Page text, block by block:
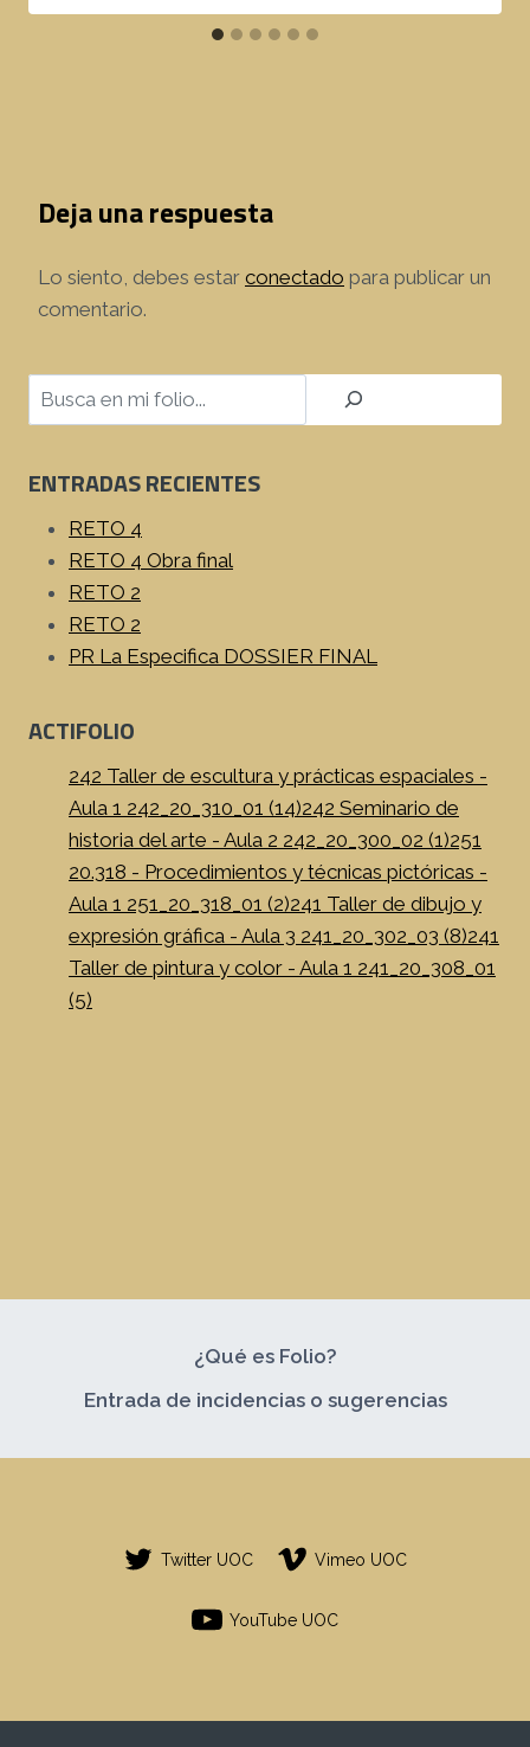
Deja una respuesta
Lo siento, debes estar conectado para publicar un
comentario.
Buscar
ENTRADAS RECIENTES
RETO 4
RETO 4 Obra final
RETO 2
RETO 2
PR La Especifica DOSSIER FINAL
ACTIFOLIO
242 Taller de escultura y prácticas espaciales -
Aula 1 242_20_310_01 (14)242 Seminario de
historia del arte - Aula 2 242_20_300_02 (1)251
20.318 - Procedimientos y técnicas pictóricas -
Aula 1 251_20_318_01 (2)241 Taller de dibujo y
expresión gráfica - Aula 3 241_20_302_03 (8)241
Taller de pintura y color - Aula 1 241_20_308_01
(5)
¿Qué es Folio?
Entrada de incidencias o sugerencias
Twitter UOC Vimeo UOC
YouTube UOC